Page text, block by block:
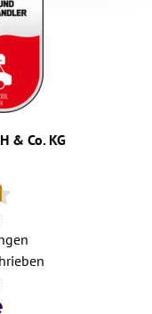
& Co. KG